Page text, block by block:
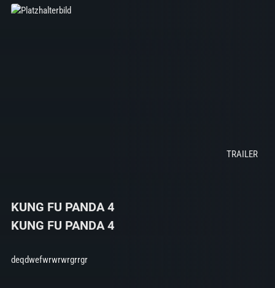
KUNG FU PANDA 4
KUNG FU PANDA 4
deqdwefwrwrwrgrrgr